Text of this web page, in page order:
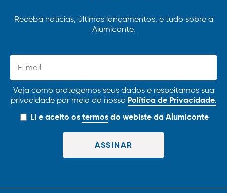
Receba notícias, últimos lançamentos, e tudo sobre a
Alumiconte.
Veja como protegemos seus dados e respeitamos sua
privacidade por meio da nossa Política de Privacidade.
Li e aceito ostermosdo webiste da Alumiconte